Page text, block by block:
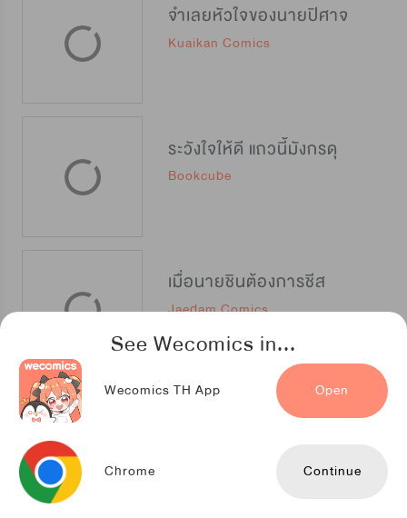
See Wecomics in...
Wecomics TH App Open
Chrome Continue
จำเลยหัวใจของนายปิศาจ
Kuaikan Comics
ระวังใจให้ดี แถวนี้มังกรดุ
Bookcube
เมื่อนายชินต้องการชีส
Jaedam Comics